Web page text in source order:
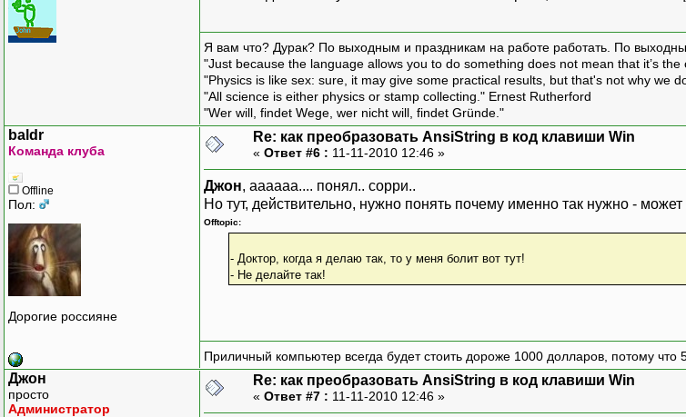
Я вам что? Дурак? По выходным и праздникам на работе работать. По
"Just because the language allows you to do something does not mean that it’s
"Physics is like sex: sure, it may give some practical results, but that's not why we
"All science is either physics or stamp collecting." Ernest Rutherford
"Wer will, findet Wege, wer nicht will, findet Gründe."
baldr
Команда клуба
Offline
Пол:
Дорогие россияне
Re: как преобразовать AnsiString в код клавиши Win
« Ответ #6 : 11-11-2010 12:46 »
Джон, аааааа.... понял.. сорри..
Но тут, действительно, нужно понять почему именно так нужно - может
Offtopic:
- Доктор, когда я делаю так, то у меня болит вот тут!
- Не делайте так!
Приличный компьютер всегда будет стоить дороже 1000 долларов, потому
Джон
просто
Администратор
Re: как преобразовать AnsiString в код клавиши Win
« Ответ #7 : 11-11-2010 12:46 »